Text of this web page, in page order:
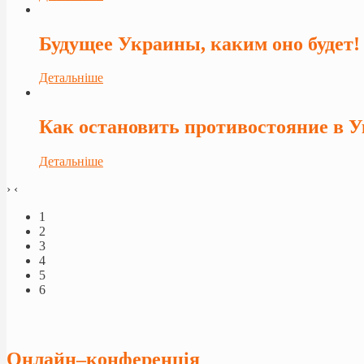
Будущее Украины, каким оно будет!
Детальніше
Как остановить противостояние в
Детальніше
› ‹
1
2
3
4
5
6
Онлайн–конференція